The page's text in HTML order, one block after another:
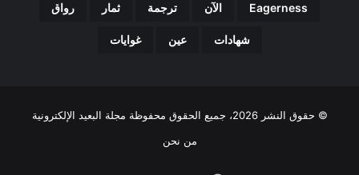
Eagerness الآن ترجمة ثمار رواق
شهادات عين غوايات
© حقوق النشر 2026، جميع الحقوق محفوظة مجلة البعيد الإلكترونية
من نحن